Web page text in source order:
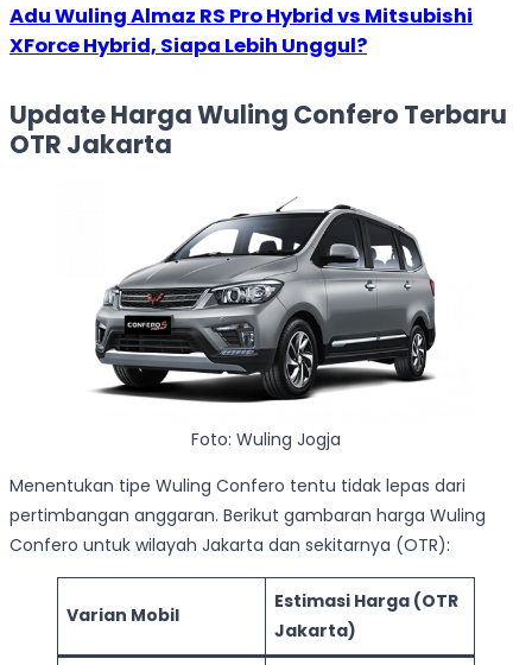
Adu Wuling Almaz RS Pro Hybrid vs Mitsubishi
XForce Hybrid, Siapa Lebih Unggul?
Update Harga Wuling Confero Terbaru
OTR Jakarta
Foto: Wuling Jogja
Menentukan tipe Wuling Confero tentu tidak lepas dari
pertimbangan anggaran. Berikut gambaran harga Wuling
Confero untuk wilayah Jakarta dan sekitarnya (OTR):
Varian Mobil
Estimasi Harga (OTR
Jakarta)